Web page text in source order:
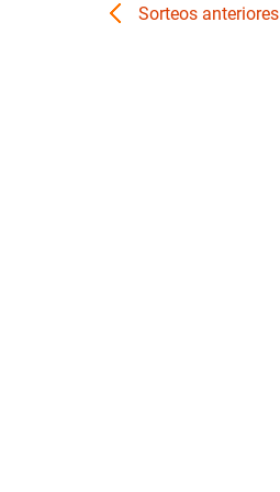
Sorteos anteriores